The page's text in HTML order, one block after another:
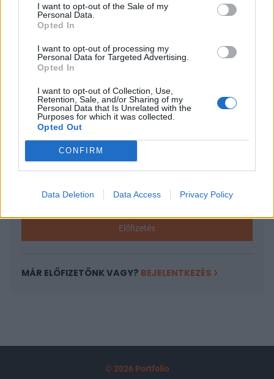
I want to opt-out of the Sale of my
Personal Data.
Opted In
I want to opt-out of processing my
Personal Data for Targeted Advertising.
Opted In
I want to opt-out of Collection, Use,
Retention, Sale, and/or Sharing of my
Personal Data that Is Unrelated with the
Purposes for which it was collected.
Opted Out
CONFIRM
Data Deletion Data Access Privacy Policy
karának, a Caisse des Depots-nak 66 éves vezetője tölti be.
Lombard szorosan együttműködik majd Amélie de
KEDVES OLVASÓNK!
A keresett cikk a portfolio.hu hírarchívumához
tartozik, melynek olvasása előfizetéses
regisztrációhoz kötött.
Az előfizetés a következőket tartalmazza:
kötéslistái
Előfizetés
MÁR ELŐFIZETŐNK VAGY? BEJELENTKEZÉS
© 2026 Portfolio